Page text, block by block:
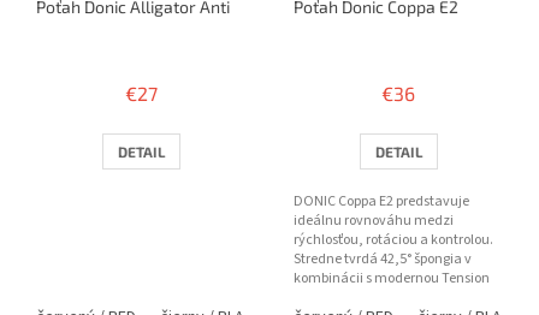
Poťah Donic Alligator Anti
€27
DETAIL
Poťah Donic Coppa E2
€36
DETAIL
DONIC Coppa E2 predstavuje
ideálnu rovnováhu medzi
rýchlosťou, rotáciou a kontrolou.
Stredne tvrdá 42,5° špongia v
kombinácii s modernou Tension